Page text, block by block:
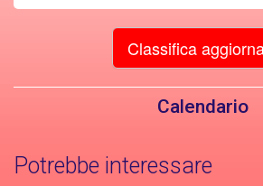
Classifica
Calendario
Potrebbe interessare